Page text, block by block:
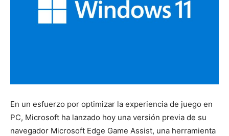
En un esfuerzo por optimizar la experiencia de juego en
PC, Microsoft ha lanzado hoy una versión previa de su
navegador Microsoft Edge Game Assist, una herramienta